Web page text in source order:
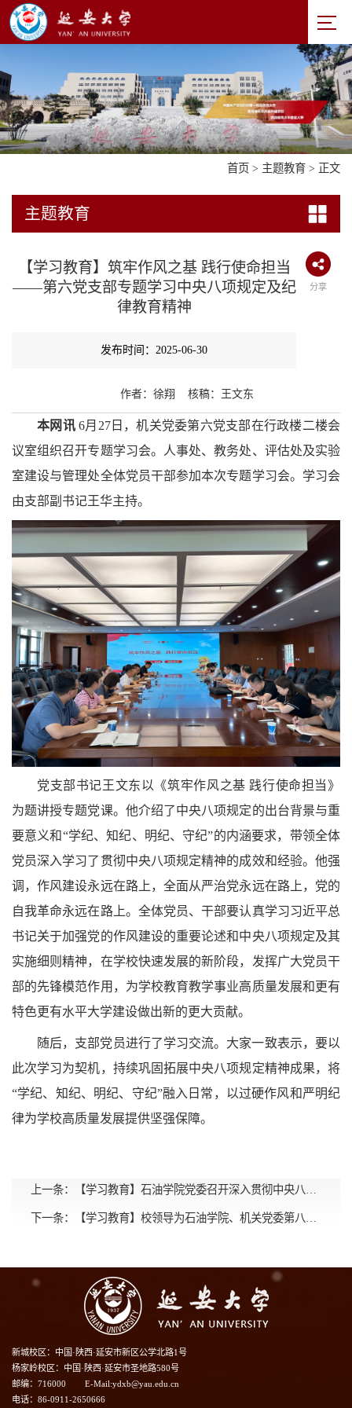
首页 > 主题教育 > 正文
主题教育
【学习教育】筑牢作风之基 践行使命担当
——第六党支部专题学习中央八项规定及纪
律教育精神
分享
发布时间：2025-06-30
作者：徐翔 核稿：王文东
本网讯 6月27日，机关党委第六党支部在行政楼二楼会
议室组织召开专题学习会。人事处、教务处、评估处及实验
室建设与管理处全体党员干部参加本次专题学习会。学习会
由支部副书记王华主持。
党支部书记王文东以《筑牢作风之基 践行使命担当》
为题讲授专题党课。他介绍了中央八项规定的出台背景与重
要意义和“学纪、知纪、明纪、守纪”的内涵要求，带领全体
党员深入学习了贯彻中央八项规定精神的成效和经验。他强
调，作风建设永远在路上，全面从严治党永远在路上，党的
自我革命永远在路上。全体党员、干部要认真学习习近平总
书记关于加强党的作风建设的重要论述和中央八项规定及其
实施细则精神，在学校快速发展的新阶段，发挥广大党员干
部的先锋模范作用，为学校教育教学事业高质量发展和更有
特色更有水平大学建设做出新的更大贡献。
随后，支部党员进行了学习交流。大家一致表示，要以
此次学习为契机，持续巩固拓展中央八项规定精神成果，将
“学纪、知纪、明纪、守纪”融入日常，以过硬作风和严明纪
律为学校高质量发展提供坚强保障。
上一条：
下一条：
新城校区：中国·陕西·延安市新区公学北路1号
杨家岭校区：中国·陕西·延安市圣地路580号
邮编：716000
E-Mail:ydxb@yau.edu.cn
电话：86-0911-2650666